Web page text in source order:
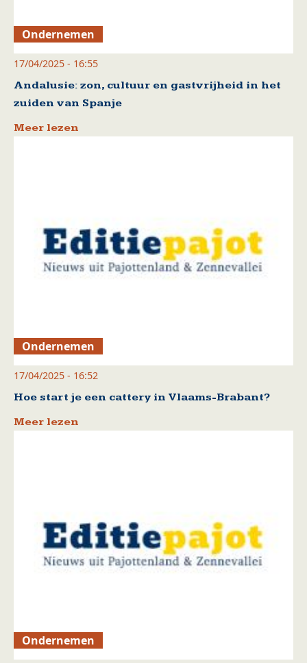
Ondernemen
17/04/2025 - 16:55
Andalusie: zon, cultuur en gastvrijheid in het
zuiden van Spanje
Meer lezen
Ondernemen
17/04/2025 - 16:52
Hoe start je een cattery in Vlaams-Brabant?
Meer lezen
Ondernemen